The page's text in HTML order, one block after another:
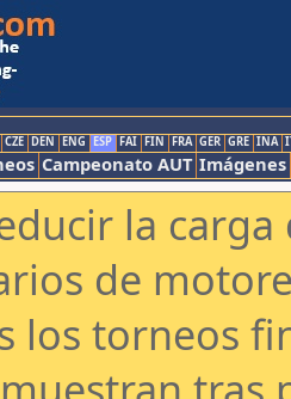
CZE DEN ENG ESP FAI FIN FRA GER GRE INA
Campeonato AUT Imágenes
la
de
los torneos